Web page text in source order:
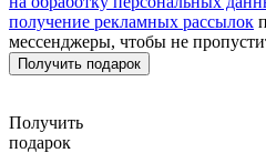
получение рекламных рассылок
мессенджеры, чтобы не
Получить подарок
Получить
подарок